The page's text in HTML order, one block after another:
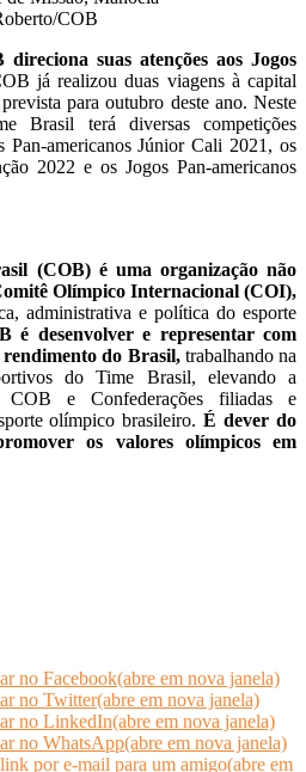
COB
suas atenções aos Jogos
já realizou duas viagens à capital
para outubro deste ano. Neste
Brasil terá diversas competições
Pan-americanos Júnior Cali 2021, os
2022 e os Jogos Pan-americanos
(COB) é uma organização não
Olímpico Internacional (COI),
administrativa e política do esporte
é desenvolver e representar com
rendimento do Brasil,trabalhando na
do Time Brasil, elevando a
COB e Confederações filiadas e
olímpico brasileiro.É dever do
os valores olímpicos em
no Facebook(abre em nova janela)
no Twitter(abre em nova janela)
no LinkedIn(abre em nova janela)
no WhatsApp(abre em nova janela)
por e-mail para um amigo(abre em